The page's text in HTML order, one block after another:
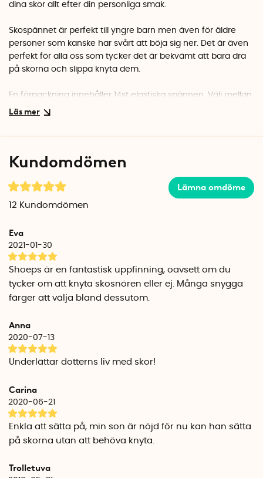
dina skor allt efter din personliga smak.
Skospännet är perfekt till yngre barn men även för äldre
personer som kanske har svårt att böja sig ner. Det är även
perfekt för alla oss som tycker det är bekvämt att bara dra
på skorna och slippa knyta dem.
En förpackning innehåller 14st elastiska spännen. Välj mellan
flera fina färger!
Kundomdömen
Lämna omdöme
12 Kundomdömen
Eva
2021-01-30
Shoeps är en fantastisk uppfinning, oavsett om du
tycker om att knyta skosnören eller ej. Många snygga
färger att välja bland dessutom.
Anna
2020-07-13
Underlättar dotterns liv med skor!
Carina
2020-06-21
Enkla att sätta på, min son är nöjd för nu kan han sätta
på skorna utan att behöva knyta.
Trolletuva